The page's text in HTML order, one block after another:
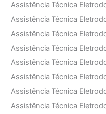
Assistência Técnica
Assistência Técnica
Assistência Técnica
Assistência Técnica
Assistência Técnica
Assistência Técnica
Assistência Técnica
Assistência Técnica